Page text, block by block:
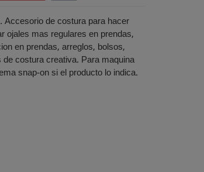
de costura para hacer
ojales mas regulares en prendas,
en prendas, arreglos, bolsos,
costura creativa. Para maquina
snap-on si el producto lo indica.